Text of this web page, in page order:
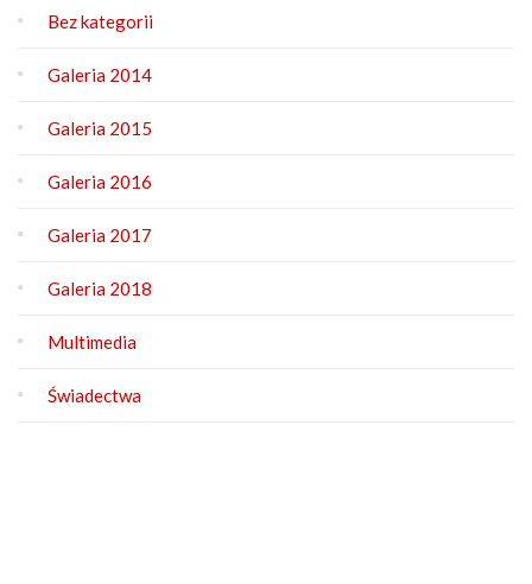
Bez kategorii
Galeria 2014
Galeria 2015
Galeria 2016
Galeria 2017
Galeria 2018
Multimedia
Świadectwa